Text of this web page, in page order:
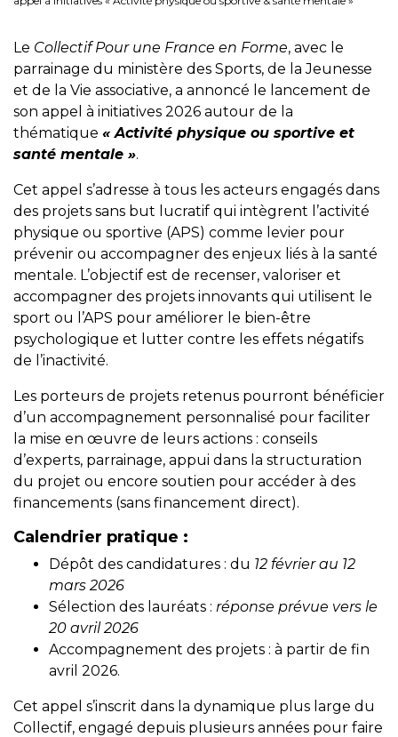
Le Collectif Pour une France en Forme, avec le
parrainage du ministère des Sports, de la Jeunesse
et de la Vie associative, a annoncé le lancement de
son appel à initiatives 2026 autour de la
thématique « Activité physique ou sportive et
santé mentale ».
Cet appel s’adresse à tous les acteurs engagés dans
des projets sans but lucratif qui intègrent l’activité
physique ou sportive (APS) comme levier pour
prévenir ou accompagner des enjeux liés à la santé
mentale. L’objectif est de recenser, valoriser et
accompagner des projets innovants qui utilisent le
sport ou l’APS pour améliorer le bien-être
psychologique et lutter contre les effets négatifs
de l’inactivité.
Les porteurs de projets retenus pourront bénéficier
d’un accompagnement personnalisé pour faciliter
la mise en œuvre de leurs actions : conseils
d’experts, parrainage, appui dans la structuration
du projet ou encore soutien pour accéder à des
financements (sans financement direct).
Calendrier pratique :
Dépôt des candidatures : du 12 février au 12
mars 2026
Sélection des lauréats : réponse prévue vers le
20 avril 2026
Accompagnement des projets : à partir de fin
avril 2026.
Cet appel s’inscrit dans la dynamique plus large du
Collectif, engagé depuis plusieurs années pour faire